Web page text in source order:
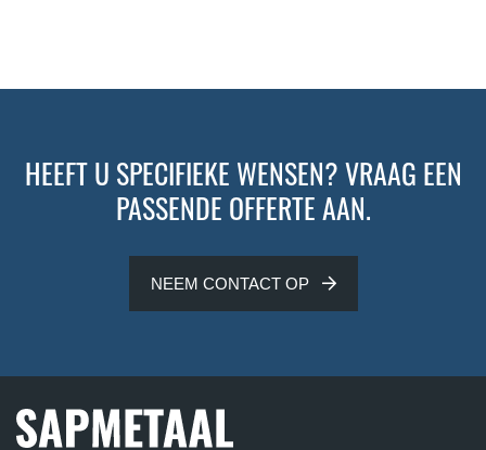
HEEFT U SPECIFIEKE WENSEN? VRAAG EEN
PASSENDE OFFERTE AAN.
NEEM CONTACT OP